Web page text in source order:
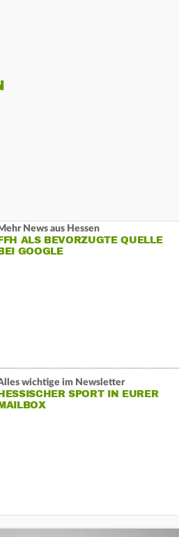
Mehr News aus Hessen
ALS BEVORZUGTE QUELLE
GOOGLE
wichtige im Newsletter
SPORT IN EURER